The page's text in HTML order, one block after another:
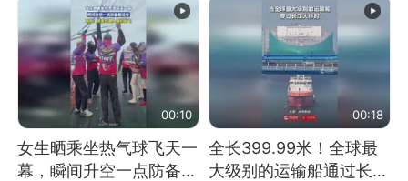
00:10
女生晒乘坐热气球飞天一
幕，瞬间升空一点防备都
00:18
全长399.99米！全球最
大级别的运输船通过长江